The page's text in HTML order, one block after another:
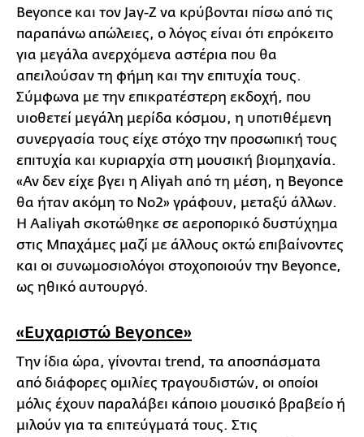
Beyonce και τον Jay-Z να κρύβονται πίσω από τις
παραπάνω απώλειες, ο λόγος είναι ότι επρόκειτο
για μεγάλα ανερχόμενα αστέρια που θα
απειλούσαν τη φήμη και την επιτυχία τους.
Σύμφωνα με την επικρατέστερη εκδοχή, που
υιοθετεί μεγάλη μερίδα κόσμου, η υποτιθέμενη
συνεργασία τους είχε στόχο την προσωπική τους
επιτυχία και κυριαρχία στη μουσική βιομηχανία.
«Αν δεν είχε βγει η Aliyah από τη μέση, η Beyonce
θα ήταν ακόμη το Νο2» γράφουν, μεταξύ άλλων.
Η Aaliyah σκοτώθηκε σε αεροπορικό δυστύχημα
στις Μπαχάμες μαζί με άλλους οκτώ επιβαίνοντες
και οι συνωμοσιολόγοι στοχοποιούν την Beyonce,
ως ηθικό αυτουργό.
«Ευχαριστώ Beyonce»
Την ίδια ώρα, γίνονται trend, τα αποσπάσματα
από διάφορες ομιλίες τραγουδιστών, οι οποίοι
μόλις έχουν παραλάβει κάποιο μουσικό βραβείο ή
μιλούν για τα επιτεύγματά τους. Στις